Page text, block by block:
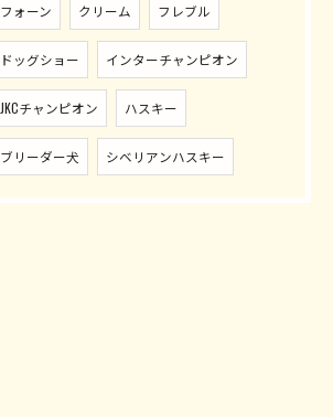
フォーン クリーム フレブル
ドッグショー インターチャンピオン
JKCチャンピオン ハスキー
ブリーダー犬 シベリアンハスキー